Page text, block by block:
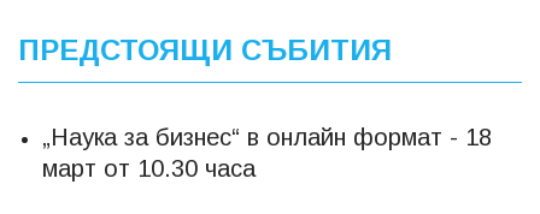
ПРЕДСТОЯЩИ СЪБИТИЯ
„Наука за бизнес“ в онлайн формат - 18
март от 10.30 часа